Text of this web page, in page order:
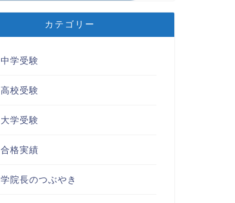
カテゴリー
中学受験
高校受験
大学受験
合格実績
学院長のつぶやき